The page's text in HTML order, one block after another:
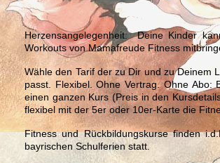
Herzensangelegenheit:Deine Kinder
Workouts von Mamafreude Fitness
Wähle den Tarif der zu Dir und zu Deinem
passt. Flexibel. Ohne Vertrag. Ohne Abo:
einen ganzen Kurs (Preis in den
flexibel mit der 5er oder 10er-Karte die
Fitness und Rückbildungskurse finden
bayrischen Schulferien statt.